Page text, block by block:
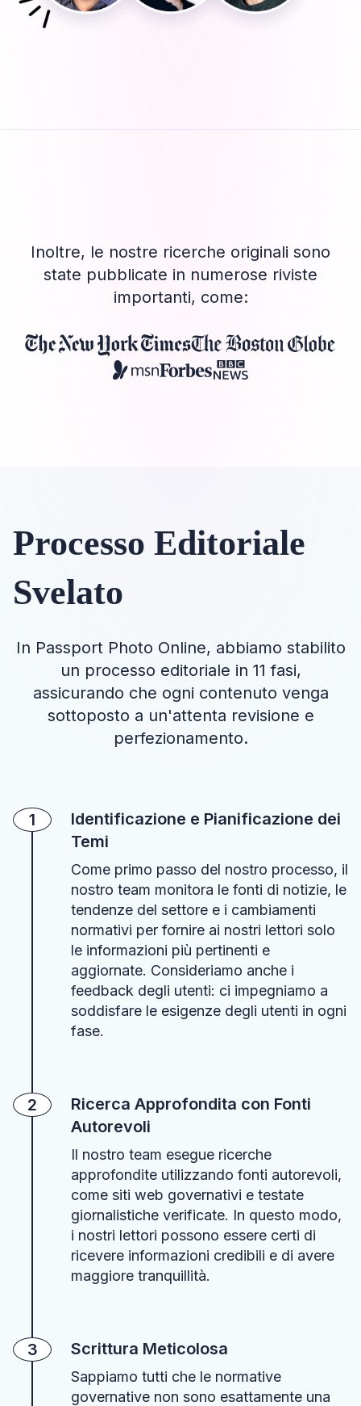
Inoltre, le nostre ricerche originali sono
state pubblicate in numerose riviste
importanti, come:
Processo Editoriale
Svelato
In Passport Photo Online, abbiamo stabilito
un processo editoriale in 11 fasi,
assicurando che ogni contenuto venga
sottoposto a un'attenta revisione e
perfezionamento.
Identificazione e Pianificazione dei
Temi
Come primo passo del nostro processo, il
nostro team monitora le fonti di notizie, le
tendenze del settore e i cambiamenti
normativi per fornire ai nostri lettori solo
le informazioni più pertinenti e
aggiornate. Consideriamo anche i
feedback degli utenti: ci impegniamo a
soddisfare le esigenze degli utenti in ogni
fase.
1
2
Ricerca Approfondita con Fonti
Autorevoli
Il nostro team esegue ricerche
approfondite utilizzando fonti autorevoli,
come siti web governativi e testate
giornalistiche verificate. In questo modo,
i nostri lettori possono essere certi di
ricevere informazioni credibili e di avere
maggiore tranquillità.
Scrittura Meticolosa
Sappiamo tutti che le normative
governative non sono esattamente una
3